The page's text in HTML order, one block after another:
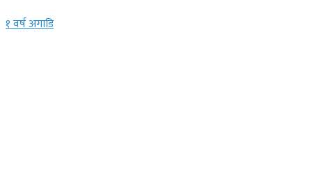
१ वर्ष अगाडि